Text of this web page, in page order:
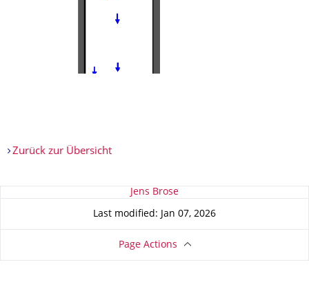
Zurück zur Übersicht
About this page Jens Brose
Last modified: Jan 07, 2026
Page Actions